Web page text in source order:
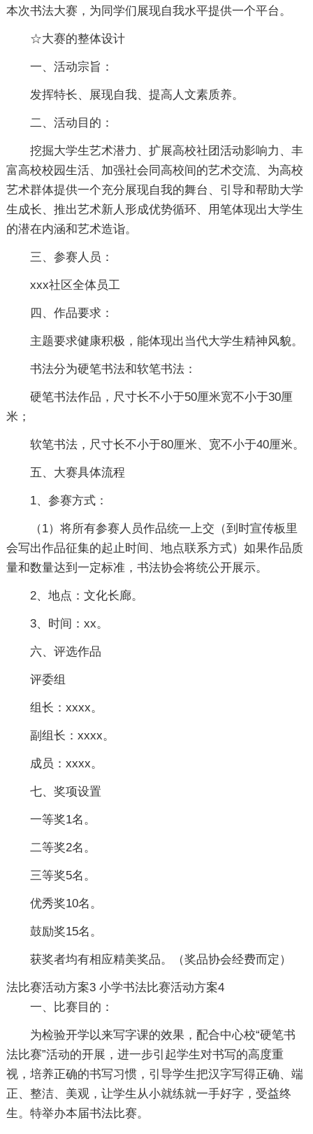
本次书法大赛，为同学们展现自我水平提供一个平台。
☆大赛的整体设计
一、活动宗旨：
发挥特长、展现自我、提高人文素质养。
二、活动目的：
挖掘大学生艺术潜力、扩展高校社团活动影响力、丰
富高校校园生活、加强社会同高校间的艺术交流、为高校
艺术群体提供一个充分展现自我的舞台、引导和帮助大学
生成长、推出艺术新人形成优势循环、用笔体现出大学生
的潜在内涵和艺术造诣。
三、参赛人员：
xxx社区全体员工
四、作品要求：
主题要求健康积极，能体现出当代大学生精神风貌。
书法分为硬笔书法和软笔书法：
硬笔书法作品，尺寸长不小于50厘米宽不小于30厘
米；
软笔书法，尺寸长不小于80厘米、宽不小于40厘米。
五、大赛具体流程
1、参赛方式：
（1）将所有参赛人员作品统一上交（到时宣传板里
会写出作品征集的起止时间、地点联系方式）如果作品质
量和数量达到一定标准，书法协会将统公开展示。
2、地点：文化长廊。
3、时间：xx。
六、评选作品
评委组
组长：xxxx。
副组长：xxxx。
成员：xxxx。
七、奖项设置
一等奖1名。
二等奖2名。
三等奖5名。
优秀奖10名。
鼓励奖15名。
获奖者均有相应精美奖品。（奖品协会经费而定）
法比赛活动方案3
一、比赛目的：
为检验开学以来写字课的效果，配合中心校“硬笔书
法比赛”活动的开展，进一步引起学生对书写的高度重
视，培养正确的书写习惯，引导学生把汉字写得正确、端
正、整洁、美观，让学生从小就练就一手好字，受益终
生。特举办本届书法比赛。
小学书法比赛活动方案4